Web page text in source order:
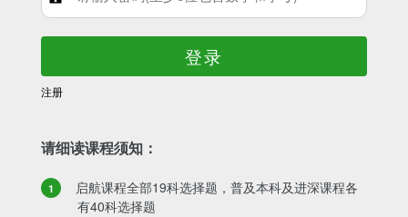
登录
注册
请细读课程须知：
启航课程全部19科选择题，普及本科及进深课程各
有40科选择题